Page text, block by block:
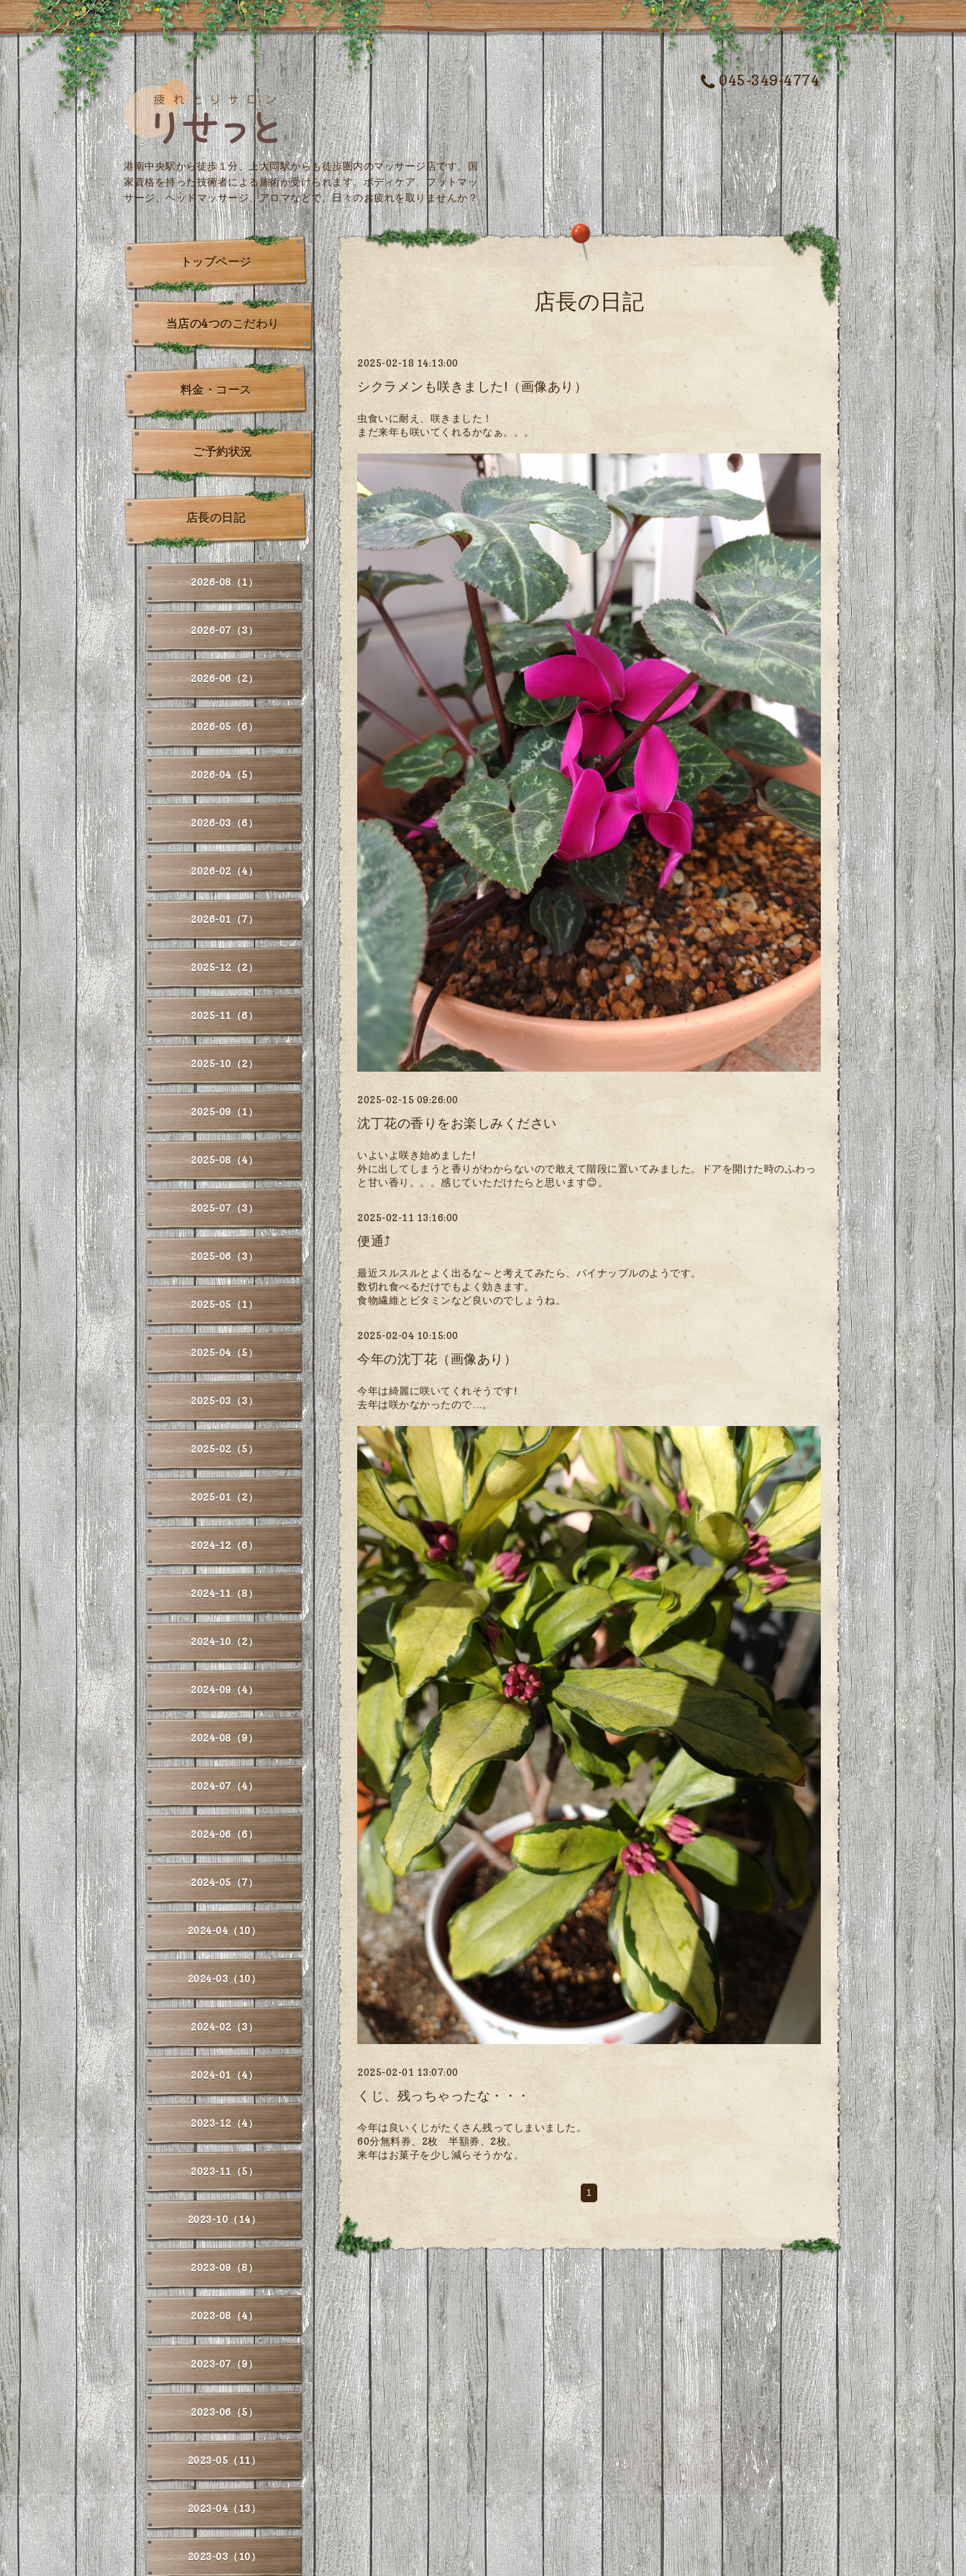
045-349-4774
港南中央駅から徒歩１分、上大岡駅からも徒歩圏内のマッサージ店です。国
家資格を持った技術者による施術が受けられます。ボディケア、フットマッ
サージ、ヘッドマッサージ、アロマなどで、日々のお疲れを取りませんか？
店長の日記
2025-02-18 14:13:00
シクラメンも咲きました!（画像あり）
虫食いに耐え、咲きました！
まだ来年も咲いてくれるかなぁ。。。
2025-02-15 09:26:00
沈丁花の香りをお楽しみください
いよいよ咲き始めました!
外に出してしまうと香りがわからないので敢えて階段に置いてみました。ドアを開けた時のふわっ
と甘い香り。。。感じていただけたらと思います😊。
2025-02-11 13:16:00
便通⤴
最近スルスルとよく出るな～と考えてみたら、パイナップルのようです。
数切れ食べるだけでもよく効きます。
食物繊維とビタミンなど良いのでしょうね。
2025-02-04 10:15:00
今年の沈丁花（画像あり）
今年は綺麗に咲いてくれそうです!
去年は咲かなかったので…。
2025-02-01 13:07:00
くじ、残っちゃったな・・・
今年は良いくじがたくさん残ってしまいました。
60分無料券、2枚 半額券、2枚。
来年はお菓子を少し減らそうかな。
1
トップページ
当店の4つのこだわり
料金・コース
ご予約状況
店長の日記
2026-08（1）
2026-07（3）
2026-06（2）
2026-05（6）
2026-04（5）
2026-03（6）
2026-02（4）
2026-01（7）
2025-12（2）
2025-11（6）
2025-10（2）
2025-09（1）
2025-08（4）
2025-07（3）
2025-06（3）
2025-05（1）
2025-04（5）
2025-03（3）
2025-02（5）
2025-01（2）
2024-12（6）
2024-11（8）
2024-10（2）
2024-09（4）
2024-08（9）
2024-07（4）
2024-06（6）
2024-05（7）
2024-04（10）
2024-03（10）
2024-02（3）
2024-01（4）
2023-12（4）
2023-11（5）
2023-10（14）
2023-09（8）
2023-08（4）
2023-07（9）
2023-06（5）
2023-05（11）
2023-04（13）
2023-03（10）